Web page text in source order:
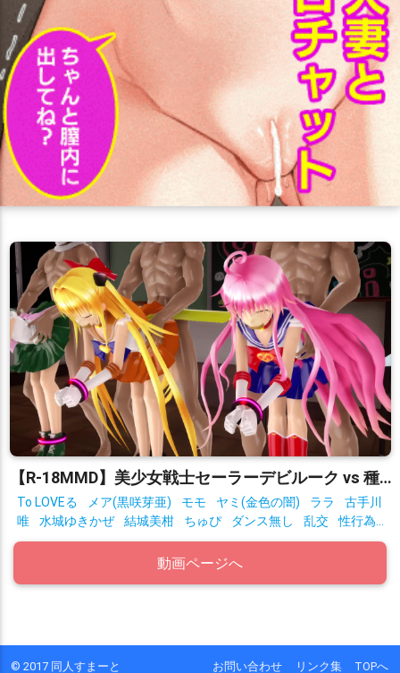
【R-18MMD】美少女戦士セーラーデビルーク vs 種付けおじさん星人 After
To LOVEる メア(黒咲芽亜) モモ ヤミ(金色の闇) ララ
古手川
唯
水城ゆきかぜ 結城美柑 ちゅぴ ダンス無し 乱交
性行為
有り
拘束
動画ページへ
© 2017 同人すまーと TOPへ
リンク集
お問い合わせ